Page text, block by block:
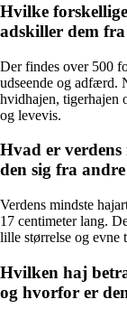
Hvilke
adskiller dem
Der findes over 500
udseende og adfærd.
hvidhajen, tigerhajen
og levevis.
Hvad er
den sig fra
Verdens mindste
17 centimeter lang.
lille størrelse og evne
Hvilken haj
og hvorfor er